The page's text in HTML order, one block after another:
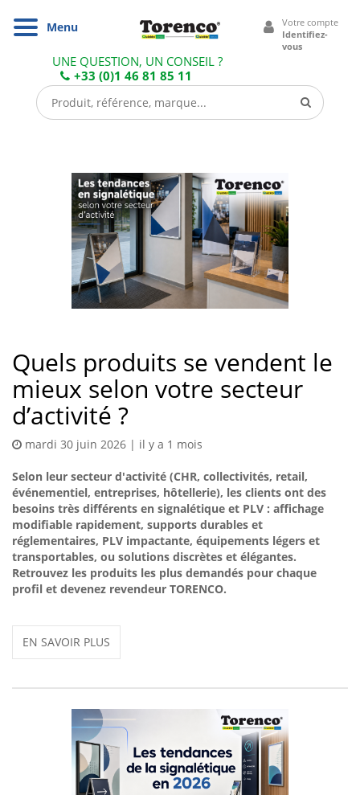
UNE QUESTION, UN CONSEIL ?
+33 (0)1 46 81 85 11
Votre compte
Identifiez-
vous
Navigation
Menu
Quels produits se vendent le
mieux selon votre secteur
d’activité ?
mardi 30 juin 2026 | il y a 1 mois
Selon leur secteur d'activité (CHR, collectivités, retail,
événementiel, entreprises, hôtellerie), les clients ont des
besoins très différents en signalétique et PLV : affichage
modifiable rapidement, supports durables et
réglementaires, PLV impactante, équipements légers et
transportables, ou solutions discrètes et élégantes.
Retrouvez les produits les plus demandés pour chaque
profil et devenez revendeur TORENCO.
EN SAVOIR PLUS